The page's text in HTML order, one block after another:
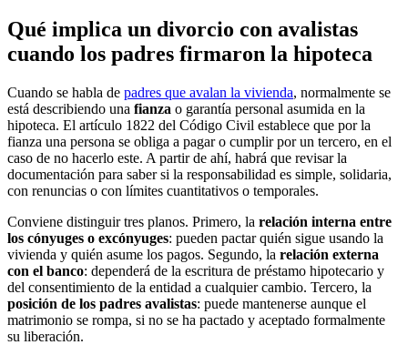
Qué implica un divorcio con avalistas
cuando los padres firmaron la hipoteca
Cuando se habla de padres que avalan la vivienda, normalmente se
está describiendo una fianza o garantía personal asumida en la
hipoteca. El artículo 1822 del Código Civil establece que por la
fianza una persona se obliga a pagar o cumplir por un tercero, en el
caso de no hacerlo este. A partir de ahí, habrá que revisar la
documentación para saber si la responsabilidad es simple, solidaria,
con renuncias o con límites cuantitativos o temporales.
Conviene distinguir tres planos. Primero, la relación interna entre
los cónyuges o excónyuges: pueden pactar quién sigue usando la
vivienda y quién asume los pagos. Segundo, la relación externa
con el banco: dependerá de la escritura de préstamo hipotecario y
del consentimiento de la entidad a cualquier cambio. Tercero, la
posición de los padres avalistas: puede mantenerse aunque el
matrimonio se rompa, si no se ha pactado y aceptado formalmente
su liberación.